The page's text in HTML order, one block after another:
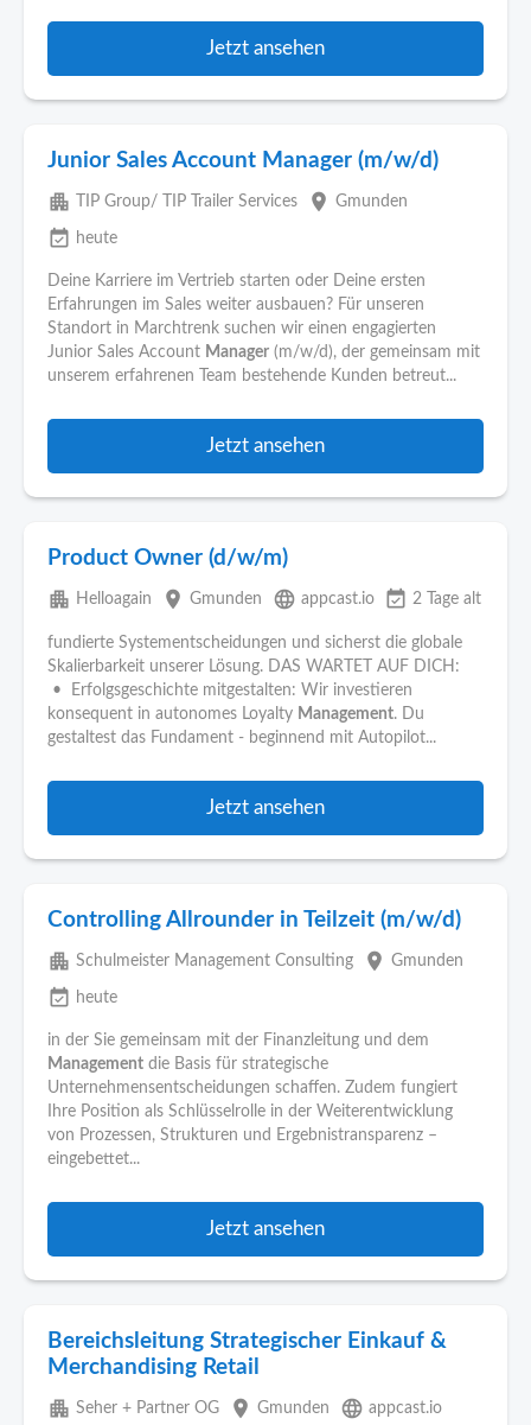
Jetzt ansehen
Junior Sales Account Manager (m/w/d)
apartment TIP Group/ TIP Trailer Services place Gmunden
event_available heute
Deine Karriere im Vertrieb starten oder Deine ersten
Erfahrungen im Sales weiter ausbauen? Für unseren
Standort in Marchtrenk suchen wir einen engagierten
Junior Sales Account Manager (m/w/d), der gemeinsam mit
unserem erfahrenen Team bestehende Kunden betreut...
Jetzt ansehen
Product Owner (d/w/m)
apartment Helloagain place Gmunden language appcast.io event_available 2 Tage alt
fundierte Systementscheidungen und sicherst die globale
Skalierbarkeit unserer Lösung. DAS WARTET AUF DICH:
• Erfolgsgeschichte mitgestalten: Wir investieren
konsequent in autonomes Loyalty Management. Du
gestaltest das Fundament - beginnend mit Autopilot...
Jetzt ansehen
Controlling Allrounder in Teilzeit (m/w/d)
apartment Schulmeister Management Consulting place Gmunden
event_available heute
in der Sie gemeinsam mit der Finanzleitung und dem
Management die Basis für strategische
Unternehmensentscheidungen schaffen. Zudem fungiert
Ihre Position als Schlüsselrolle in der Weiterentwicklung
von Prozessen, Strukturen und Ergebnistransparenz –
eingebettet...
Jetzt ansehen
Bereichsleitung Strategischer Einkauf &
Merchandising Retail
apartment Seher + Partner OG place Gmunden language appcast.io